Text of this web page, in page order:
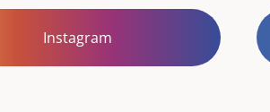
Instagram